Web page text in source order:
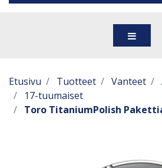
Etusivu Tuotteet Vanteet
17-tuumaiset
Toro TitaniumPolish